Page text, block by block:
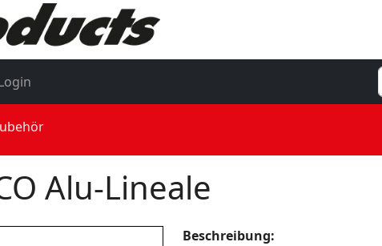
Alu-Lineale
Beschreibung: